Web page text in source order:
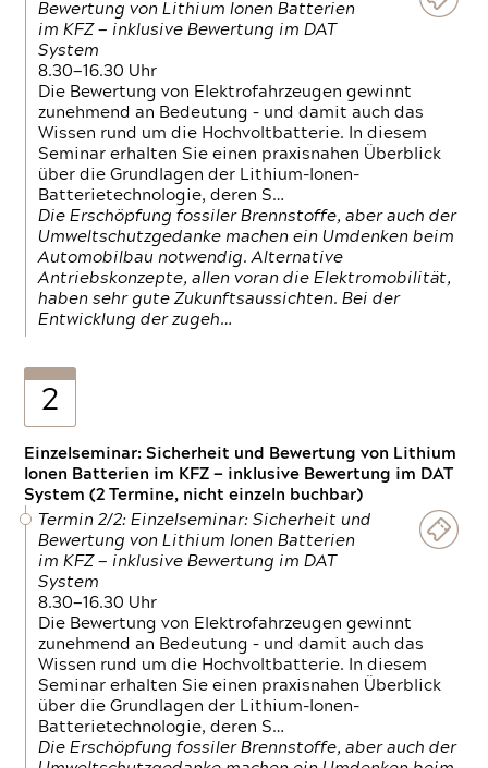
Bewertung von Lithium Ionen Batterien
im KFZ — inklusive Bewertung im DAT
System
8.30—16.30 Uhr
Die Bewertung von Elektrofahrzeugen gewinnt
zunehmend an Bedeutung – und damit auch das
Wissen rund um die Hochvoltbatterie. In diesem
Seminar erhalten Sie einen praxisnahen Überblick
über die Grundlagen der Lithium-Ionen-
Batterietechnologie, deren S…
Die Erschöpfung fossiler Brennstoffe, aber auch der
Umweltschutzgedanke machen ein Umdenken beim
Automobilbau notwendig. Alternative
Antriebskonzepte, allen voran die Elektromobilität,
haben sehr gute Zukunftsaussichten. Bei der
Entwicklung der zugeh…
2
Einzelseminar: Sicherheit und Bewertung von Lithium
Ionen Batterien im KFZ — inklusive Bewertung im DAT
System (2 Termine, nicht einzeln buchbar)
Termin 2/2: Einzelseminar: Sicherheit und
Bewertung von Lithium Ionen Batterien
im KFZ — inklusive Bewertung im DAT
System
8.30—16.30 Uhr
Die Bewertung von Elektrofahrzeugen gewinnt
zunehmend an Bedeutung – und damit auch das
Wissen rund um die Hochvoltbatterie. In diesem
Seminar erhalten Sie einen praxisnahen Überblick
über die Grundlagen der Lithium-Ionen-
Batterietechnologie, deren S…
Die Erschöpfung fossiler Brennstoffe, aber auch der